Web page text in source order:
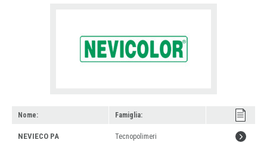
Nome: Famiglia:
NEVIECO PA Tecnopolimeri
Leggi